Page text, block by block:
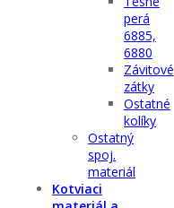
perá
6885,
6880
Závitové
zátky
Ostatné
kolíky
Ostatný
spoj.
materiál
Kotviaci